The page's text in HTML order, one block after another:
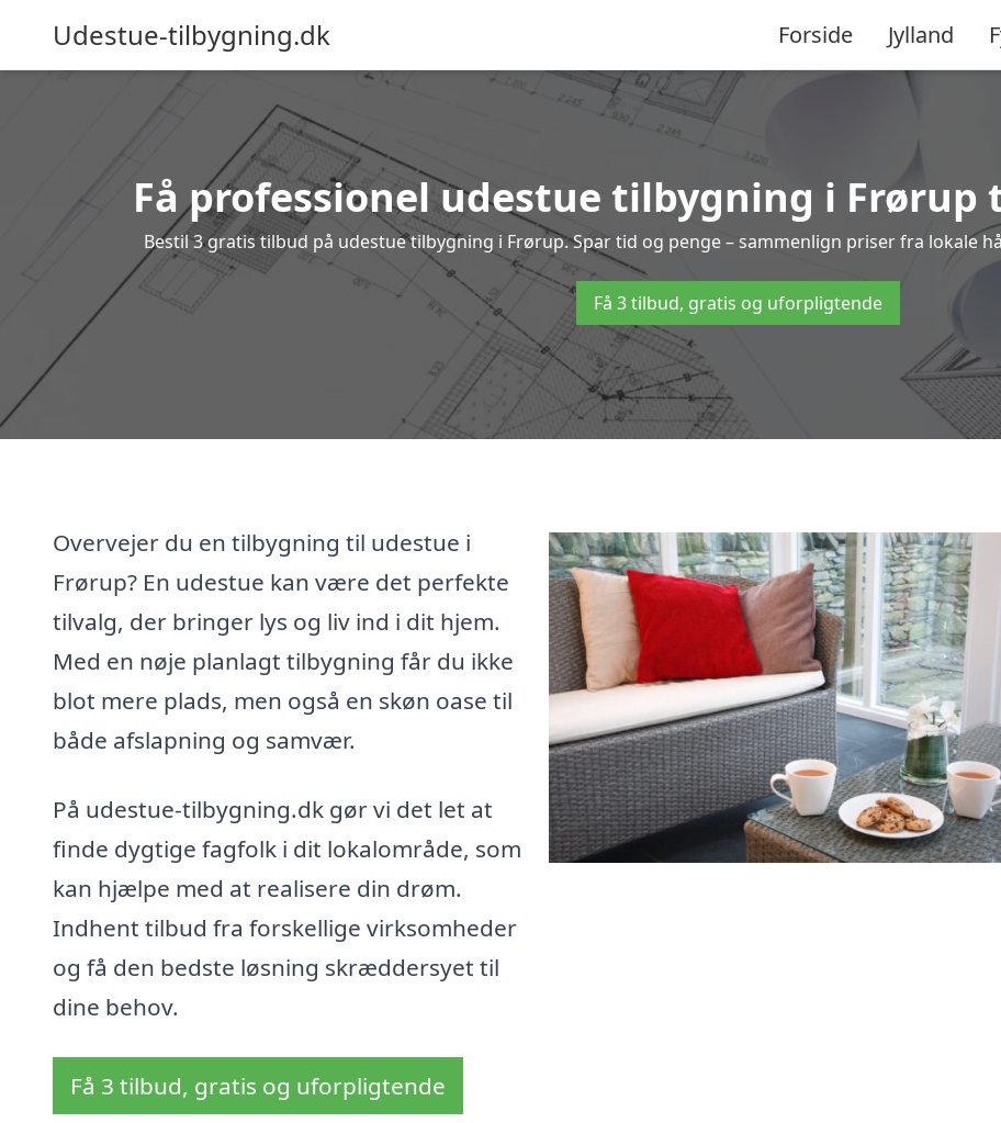
Udestue-tilbygning.dk Forside Jylland
Få professionel udestue tilbygning i Frørup
Bestil 3 gratis tilbud på udestue tilbygning i Frørup. Spar tid og penge – sammenlign priser fra lokale
Få 3 tilbud, gratis og uforpligtende
Overvejer du en tilbygning til udestue i
Frørup? En udestue kan være det perfekte
tilvalg, der bringer lys og liv ind i dit hjem.
Med en nøje planlagt tilbygning får du ikke
blot mere plads, men også en skøn oase til
både afslapning og samvær.
På udestue-tilbygning.dk gør vi det let at
finde dygtige fagfolk i dit lokalområde, som
kan hjælpe med at realisere din drøm.
Indhent tilbud fra forskellige virksomheder
og få den bedste løsning skræddersyet til
dine behov.
Få 3 tilbud, gratis og uforpligtende